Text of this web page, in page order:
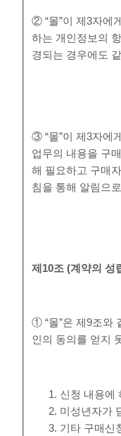
② “몰”이 제3자에
하는 개인정보의
경되는 경우에도
③ “몰”이 제3자에
업무의 내용을 구
해 필요하고 구매
침을 통해 알림으
제 10조(계약의 성
① “몰”은 제9조와
인의 동의를 얻지
신청 내용에
미성년자가
기타 구매신